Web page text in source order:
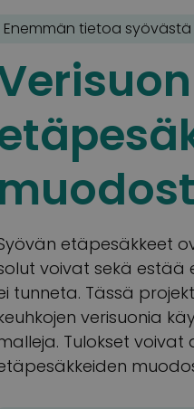
Enemmän tietoa syövästä
etäpesäkkeet
voivat sekä estää
tunneta. Tässä
verisuonia
Tulokset